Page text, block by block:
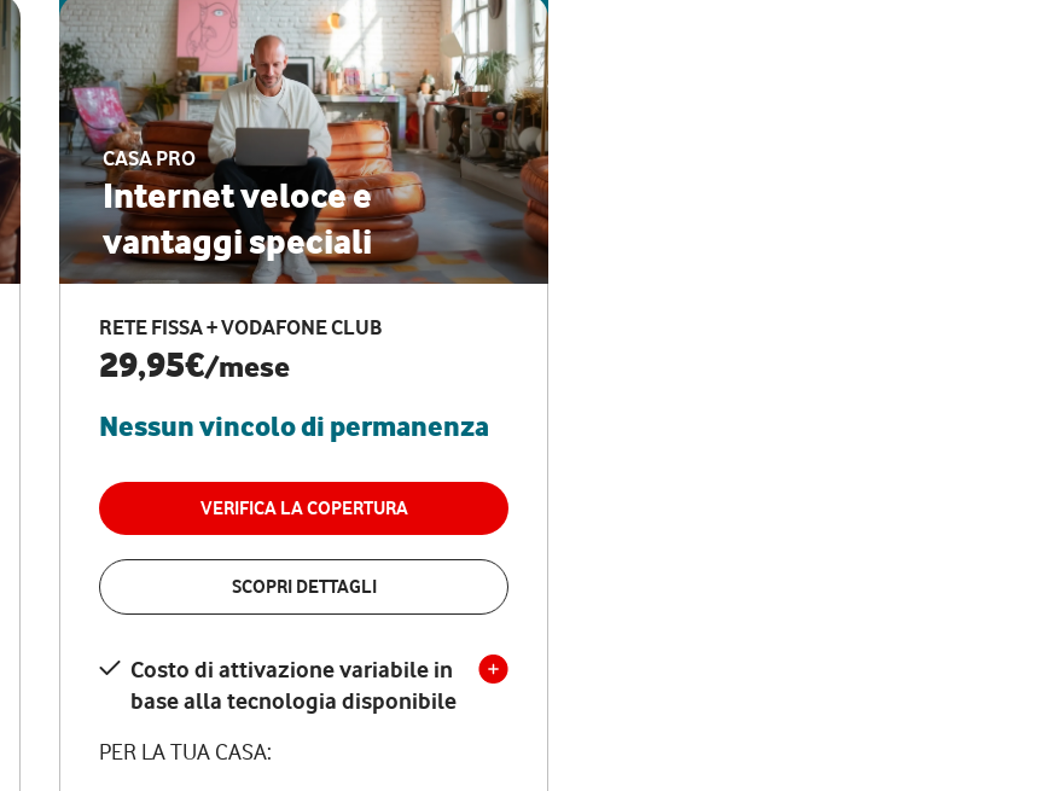
CASA PRO
Internet veloce e
vantaggi speciali
RETE FISSA + VODAFONE CLUB
29,95€/mese
Nessun vincolo di permanenza
VERIFICA LA COPERTURA
SCOPRI DETTAGLI
Costo di attivazione variabile in
base alla tecnologia disponibile
PER LA TUA CASA: